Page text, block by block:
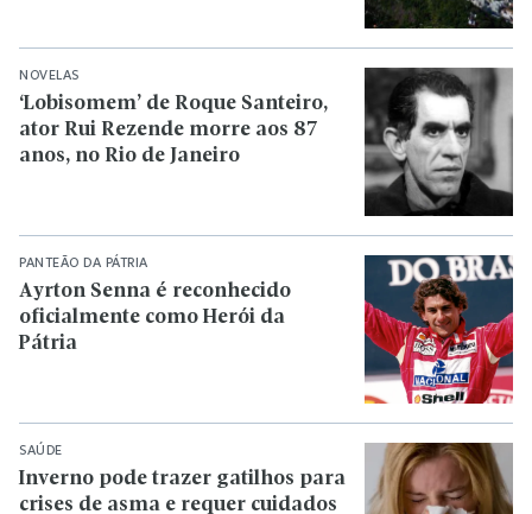
NOVELAS
‘Lobisomem’ de Roque Santeiro,
ator Rui Rezende morre aos 87
anos, no Rio de Janeiro
PANTEÃO DA PÁTRIA
Ayrton Senna é reconhecido
oficialmente como Herói da
Pátria
SAÚDE
Inverno pode trazer gatilhos para
crises de asma e requer cuidados